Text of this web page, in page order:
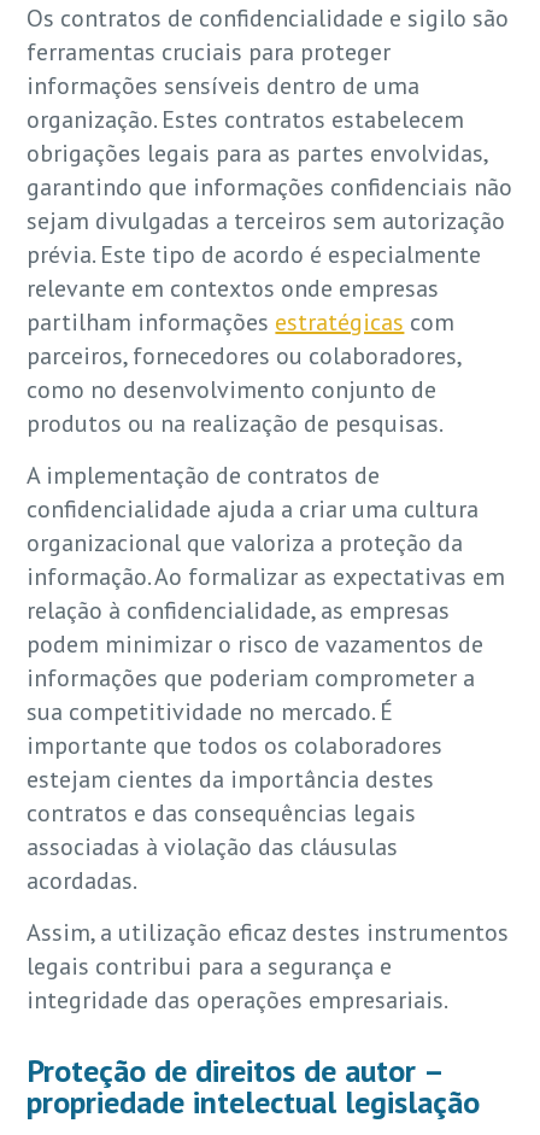
Os contratos de confidencialidade e sigilo são
ferramentas cruciais para proteger
informações sensíveis dentro de uma
organização. Estes contratos estabelecem
obrigações legais para as partes envolvidas,
garantindo que informações confidenciais não
sejam divulgadas a terceiros sem autorização
prévia. Este tipo de acordo é especialmente
relevante em contextos onde empresas
partilham informações estratégicas com
parceiros, fornecedores ou colaboradores,
como no desenvolvimento conjunto de
produtos ou na realização de pesquisas.
A implementação de contratos de
confidencialidade ajuda a criar uma cultura
organizacional que valoriza a proteção da
informação. Ao formalizar as expectativas em
relação à confidencialidade, as empresas
podem minimizar o risco de vazamentos de
informações que poderiam comprometer a
sua competitividade no mercado. É
importante que todos os colaboradores
estejam cientes da importância destes
contratos e das consequências legais
associadas à violação das cláusulas
acordadas.
Assim, a utilização eficaz destes instrumentos
legais contribui para a segurança e
integridade das operações empresariais.
Proteção de direitos de autor –
propriedade intelectual legislação